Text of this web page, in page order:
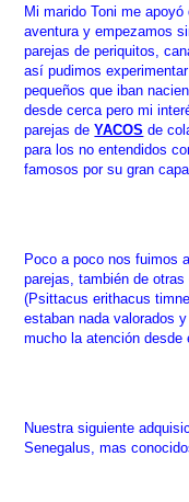
Mi marido Toni me
aventura y empezamos
parejas de periquitos,
así pudimos
pequeños que iban
desde cerca pero mi
parejas deYACOS de
para los no entendidos
famosos por su gran
Poco a poco nos fuimos
parejas, también de
(Psittacus erithacus
estaban nada valorados
mucho la atención desde
Nuestra siguiente
Senegalus, mas